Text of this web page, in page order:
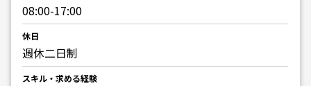
08:00-17:00
休日
週休二日制
スキル・求める経験